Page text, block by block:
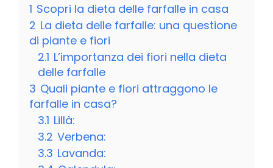
1 Scopri la dieta delle farfalle in casa
2 La dieta delle farfalle: una questione
di piante e fiori
2.1 L’importanza dei fiori nella dieta
delle farfalle
3 Quali piante e fiori attraggono le
farfalle in casa?
3.1 Lillà:
3.2 Verbena:
3.3 Lavanda: